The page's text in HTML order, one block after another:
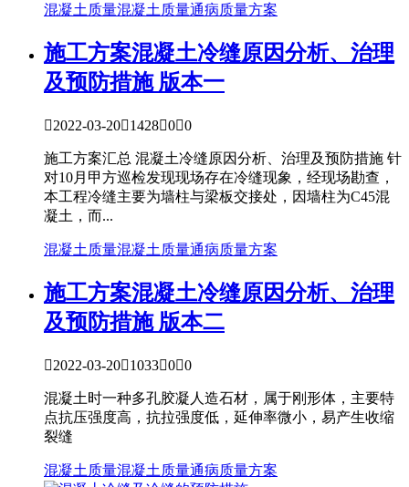
混凝土质量混凝土质量通病质量方案
施工方案混凝土冷缝原因分析、治理
及预防措施 版本一
2022-03-20142800
施工方案汇总 混凝土冷缝原因分析、治理及预防措施 针
对10月甲方巡检发现现场存在冷缝现象，经现场勘查，
本工程冷缝主要为墙柱与梁板交接处，因墙柱为C45混
凝土，而...
混凝土质量混凝土质量通病质量方案
施工方案混凝土冷缝原因分析、治理
及预防措施 版本二
2022-03-20103300
混凝土时一种多孔胶凝人造石材，属于刚形体，主要特
点抗压强度高，抗拉强度低，延伸率微小，易产生收缩
裂缝
混凝土质量混凝土质量通病质量方案